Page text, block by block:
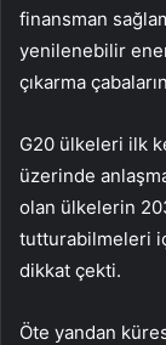
finansman
yenilenebilir
çıkarma
G20 ülkeleri ilk
üzerinde
olan ülkelerin
tutturabilmeleri
dikkat çekti.
Öte yandan